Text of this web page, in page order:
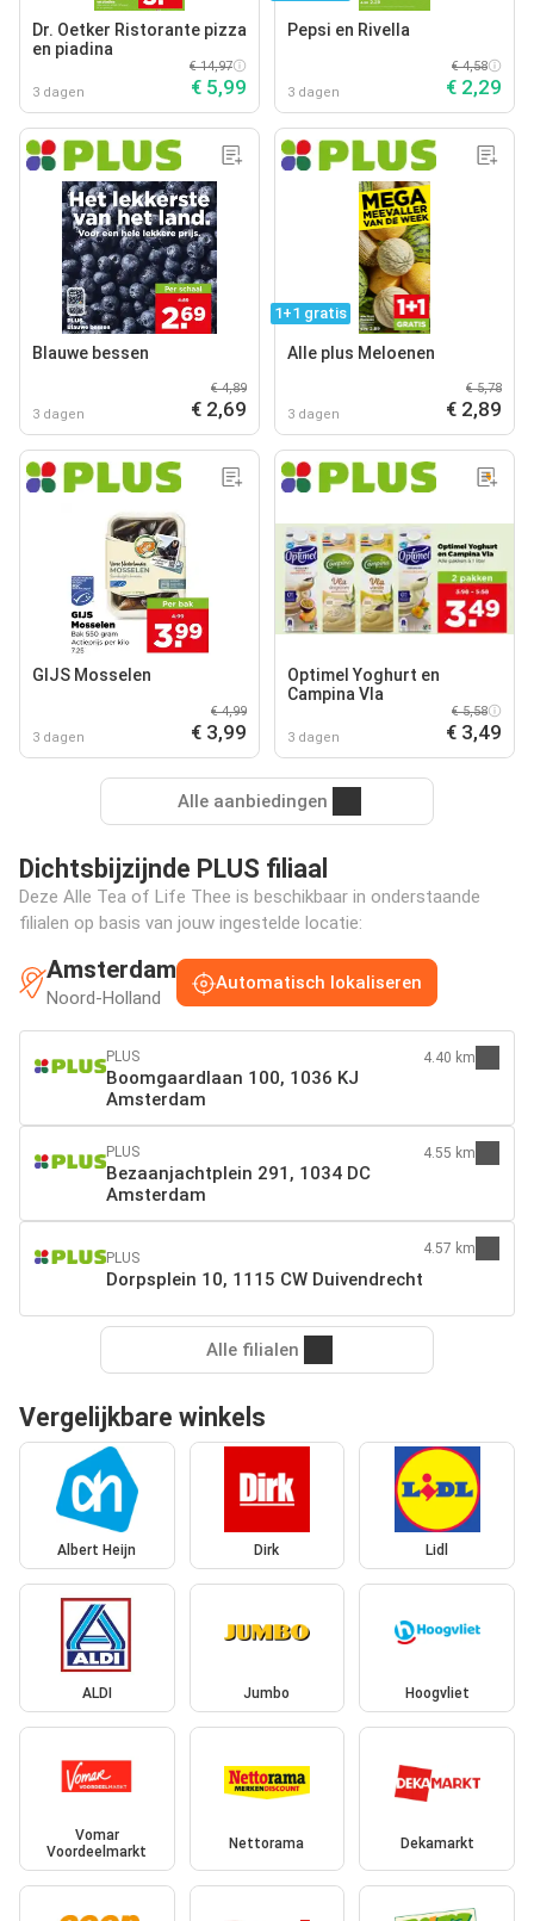
Dr. Oetker Ristorante pizza
en piadina
3 dagen
€ 14,97
€ 5,99
Pepsi en Rivella
3 dagen
€ 4,58
€ 2,29
Blauwe bessen
3 dagen
€ 4,89
€ 2,69
1+1 gratis
Alle plus Meloenen
3 dagen
€ 5,78
€ 2,89
GIJS Mosselen
3 dagen
€ 4,99
€ 3,99
Optimel Yoghurt en
Campina Vla
3 dagen
€ 5,58
€ 3,49
Alle aanbiedingen
Dichtsbijzijnde PLUS filiaal
Deze Alle Tea of Life Thee is beschikbaar in onderstaande
filialen op basis van jouw ingestelde locatie:
Amsterdam
Noord-Holland
Automatisch lokaliseren
PLUS
Boomgaardlaan 100, 1036 KJ
Amsterdam
4.40 km
PLUS
Bezaanjachtplein 291, 1034 DC
Amsterdam
4.55 km
PLUS
Dorpsplein 10, 1115 CW Duivendrecht
4.57 km
Alle filialen
Vergelijkbare winkels
Albert Heijn Dirk Lidl
ALDI Jumbo Hoogvliet
Vomar
Voordeelmarkt
Nettorama Dekamarkt